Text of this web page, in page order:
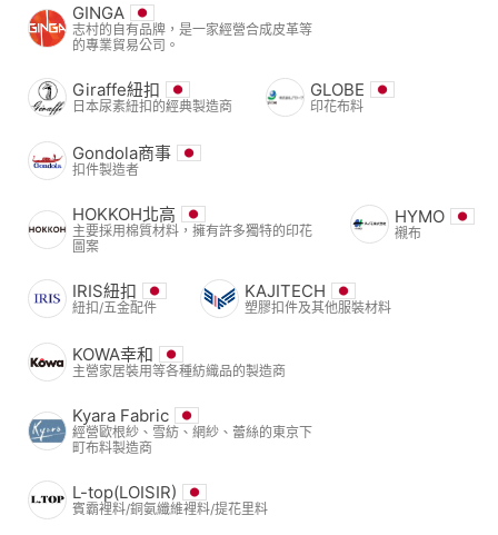
GINGA
志村的自有品牌，是一家經營合成皮革等
的專業貿易公司。
Giraffe紐扣
日本尿素紐扣的經典製造商
GLOBE
印花布料
Gondola商事
扣件製造者
HOKKOH北高
主要採用棉質材料，擁有許多獨特的印花
圖案
HYMO
襯布
IRIS紐扣
紐扣/五金配件
KAJITECH
塑膠扣件及其他服裝材料
KOWA幸和
主營家居裝用等各種紡織品的製造商
Kyara Fabric
經營歐根紗、雪紡、網紗、蕾絲的東京下
町布料製造商
L-top(LOISIR)
賓霸裡料/銅氨纖維裡料/提花里料